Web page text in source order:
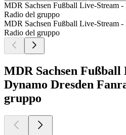
MDR Sachsen Fußball Live-Stream
Radio del gruppo
MDR Sachsen Fußball Live-Stream
Radio del gruppo
MDR Sachsen
Dynamo Dresden
gruppo